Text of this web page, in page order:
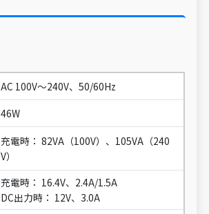
AC 100V～240V、50/60Hz
46W
充電時： 82VA（100V）、105VA（240
V）
充電時： 16.4V、2.4A/1.5A
DC出力時： 12V、3.0A